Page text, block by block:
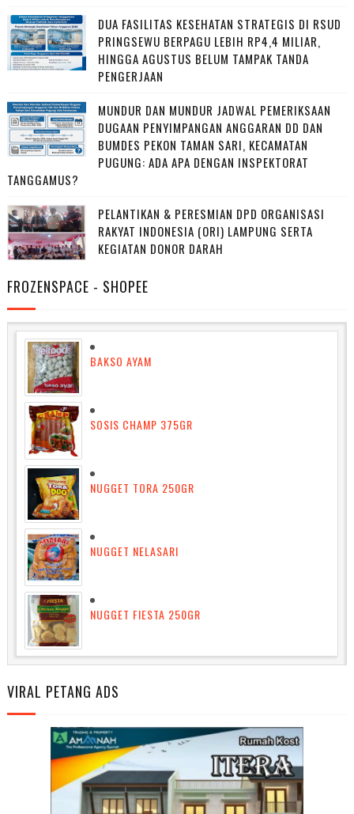
DUA FASILITAS KESEHATAN STRATEGIS DI RSUD
PRINGSEWU BERPAGU LEBIH RP4,4 MILIAR,
HINGGA AGUSTUS BELUM TAMPAK TANDA
PENGERJAAN
MUNDUR DAN MUNDUR JADWAL PEMERIKSAAN
DUGAAN PENYIMPANGAN ANGGARAN DD DAN
BUMDES PEKON TAMAN SARI, KECAMATAN
PUGUNG: ADA APA DENGAN INSPEKTORAT
TANGGAMUS?
PELANTIKAN & PERESMIAN DPD ORGANISASI
RAKYAT INDONESIA (ORI) LAMPUNG SERTA
KEGIATAN DONOR DARAH
FROZENSPACE - SHOPEE
BAKSO AYAM
SOSIS CHAMP 375GR
NUGGET TORA 250GR
NUGGET NELASARI
NUGGET FIESTA 250GR
VIRAL PETANG ADS